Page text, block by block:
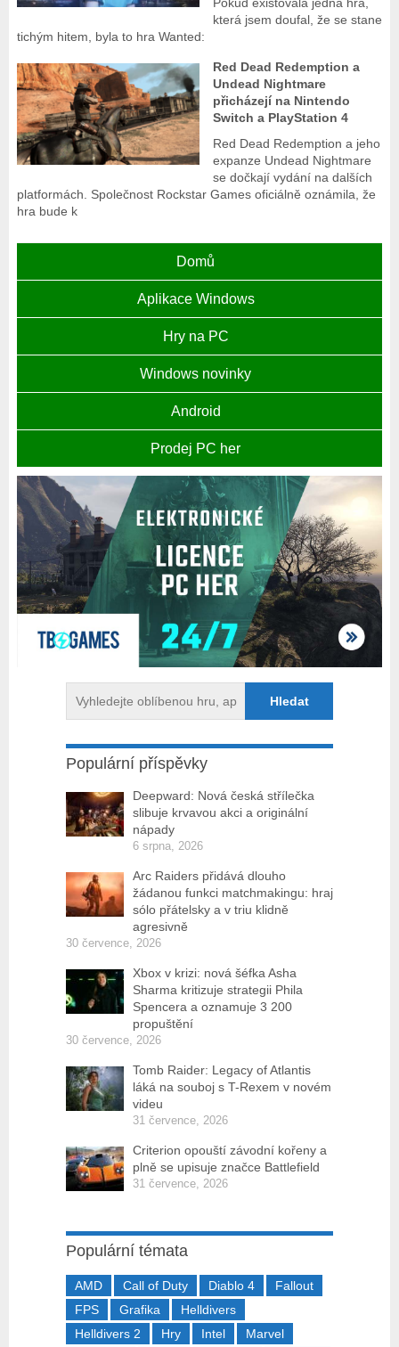
která jsem doufal, že se stane
tichým hitem, byla to hra Wanted:
Red Dead Redemption a
Undead Nightmare
přicházejí na Nintendo
Switch a PlayStation 4
Red Dead Redemption a jeho
expanze Undead Nightmare
se dočkají vydání na dalších
platformách. Společnost Rockstar Games oficiálně oznámila, že
hra bude k
Domů
Aplikace Windows
Hry na PC
Windows novinky
Android
Prodej PC her
Populární příspěvky
Deepward: Nová česká střílečka
slibuje krvavou akci a originální
nápady
6 srpna, 2026
Arc Raiders přidává dlouho
žádanou funkci matchmakingu: hraj
sólo přátelsky a v triu klidně
agresivně
30 července, 2026
Xbox v krizi: nová šéfka Asha
Sharma kritizuje strategii Phila
Spencera a oznamuje 3 200
propuštění
30 července, 2026
Tomb Raider: Legacy of Atlantis
láká na souboj s T-Rexem v novém
videu
31 července, 2026
Criterion opouští závodní kořeny a
plně se upisuje značce Battlefield
31 července, 2026
Populární témata
AMD Call of Duty Diablo 4
Fallout
FPS
Grafika
Helldivers
Helldivers 2
Hry Intel
Marvel